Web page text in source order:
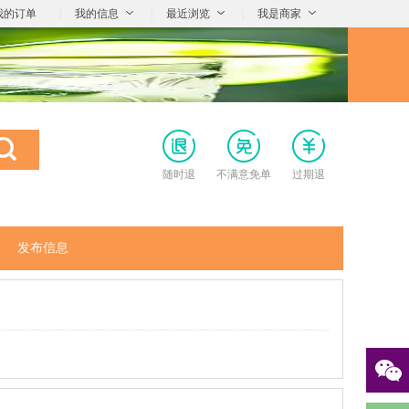
的订单 我的信息 最近浏览 我是商家
随时退 不满意免单 过期退
发布信息